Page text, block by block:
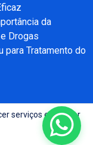
da
Drogas
para Tratamento do
SP Todos direitos
serviços e analisar